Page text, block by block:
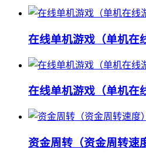
在线单机游戏（单机在
在线单机游戏（单机在
资金周转（资金周转速